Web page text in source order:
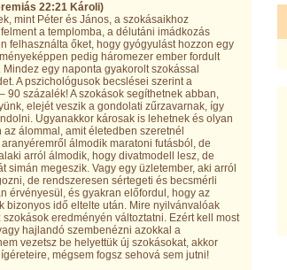
22:21 Károli)
mint Péter és János, a szokásaikhoz
a templomba, a délutáni imádkozás
felhasználta őket, hogy gyógyulást hozzon egy
pedig háromezer ember fordult
egy naponta gyakorolt szokással
A pszichológusok becslései szerint a
százalék! A szokások segíthetnek abban,
elejét veszik a gondolati zűrzavarnak, így
Ugyanakkor károsak is lehetnek és olyan
álommal, amit életedben szeretnél
álmodik maratoni futásból, de
arról álmodik, hogy divatmodell lesz, de
megeszik. Vagy egy üzletember, aki arról
de rendszeresen sértegeti és becsmérli
érvényesül, és gyakran előfordul, hogy az
bizonyos idő eltelte után. Mire nyilvánvalóak
eredményén változtatni. Ezért kell most
hajlandó szembenézni azokkal a
vezetsz be helyettük új szokásokat, akkor
mégsem fogsz sehová sem jutni!